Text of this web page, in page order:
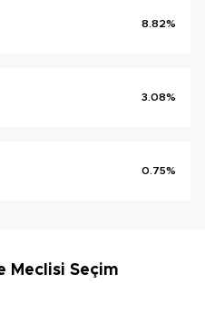
8.82%
3.08%
0.75%
Meclisi Seçim